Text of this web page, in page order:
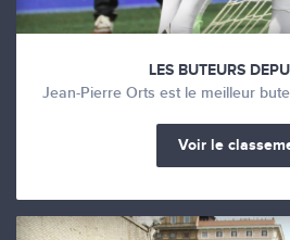
LES BUTEURS
Jean-Pierre Orts est le meilleur
Voir le